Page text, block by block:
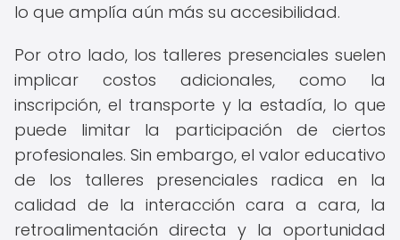
lo que amplía aún más su accesibilidad.
Por otro lado, los talleres presenciales suelen
implicar costos adicionales, como la
inscripción, el transporte y la estadía, lo que
puede limitar la participación de ciertos
profesionales. Sin embargo, el valor educativo
de los talleres presenciales radica en la
calidad de la interacción cara a cara, la
retroalimentación directa y la oportunidad